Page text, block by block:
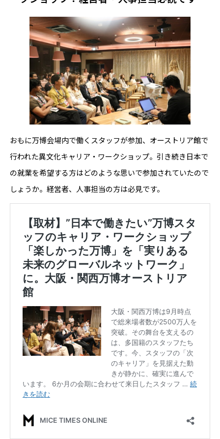
おもに万博会場内で働くスタッフが参加、オーストリア館で
行われた異文化キャリア・ワークショップ。引き続き日本で
の就業を希望する方はどのような思いで参加されていたので
しょうか。経営者、人事担当の方は必見です。